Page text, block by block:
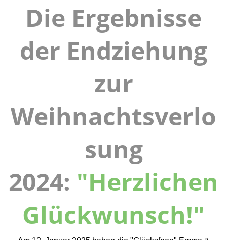
Die Ergebnisse
der Endziehung
zur
Weihnachtsverlo
sung
2024: "Herzlichen
Glückwunsch!"